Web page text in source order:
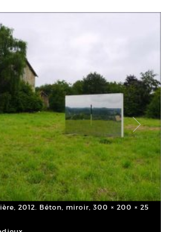
2012. Béton, miroir, 300 × 200 × 25